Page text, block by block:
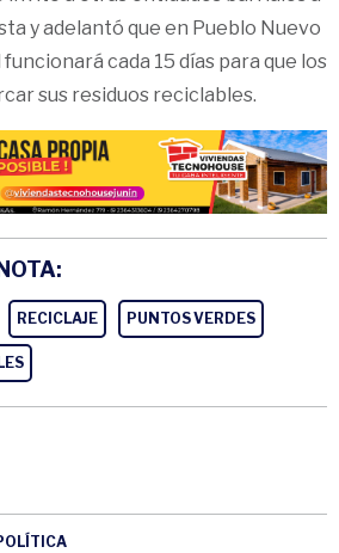
y adelantó que en Pueblo Nuevo
cada 15 días para que los
sus residuos reciclables.
RECICLAJE PUNTOS VERDES